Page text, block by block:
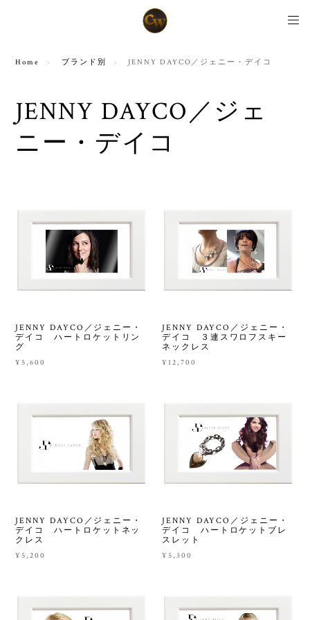
Home ブランド別 JENNY DAYCO／ジェニー・デイコ
JENNY DAYCO／ジェ
ニー・デイコ
JENNY DAYCO／ジェニー・
デイコ ハートロケットリン
グ
¥5,600
JENNY DAYCO／ジェニー・
デイコ ３連スワロフスキー
ネックレス
¥12,700
JENNY DAYCO／ジェニー・
デイコ ハートロケットネッ
クレス
¥5,200
JENNY DAYCO／ジェニー・
デイコ ハートロケットブレ
スレット
¥5,300